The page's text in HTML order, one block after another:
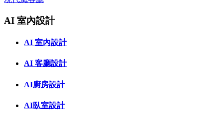
AI 室內設計
AI 室內設計
AI 客廳設計
AI廚房設計
AI臥室設計